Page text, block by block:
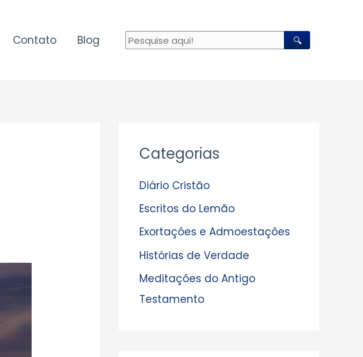
Contato Blog 🔍
Categorias
Diário Cristão
Escritos do Lemão
Exortações e Admoestações
Histórias de Verdade
Meditações do Antigo
Testamento
r
u
i
v
o
s